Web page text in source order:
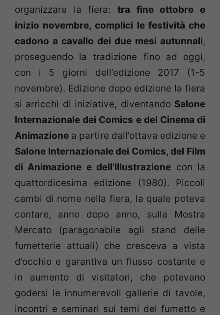
organizzare la fiera: tra fine ottobre e
inizio novembre, complici le festività che
cadono a cavallo dei due mesi autunnali,
proseguendo la tradizione fino ad oggi,
con i 5 giorni dell’edizione 2017 (1-5
novembre). Edizione dopo edizione la fiera
si arricchì di iniziative, diventando Salone
Internazionale dei Comics e del Cinema di
Animazione a partire dall’ottava edizione e
Salone Internazionale dei Comics, del Film
di Animazione e dell’Illustrazione con la
quattordicesima edizione (1980). Piccoli
cambi di nome nella fiera, la quale poteva
contare, anno dopo anno, sulla Mostra
Mercato (paragonabile agli stand delle
fumetterie attuali) che cresceva a vista
d’occhio e garantiva un flusso costante e
in aumento di visitatori, che potevano
godersi le innumerevoli gallerie di tavole,
incontri e seminari sui temi del fumetto e